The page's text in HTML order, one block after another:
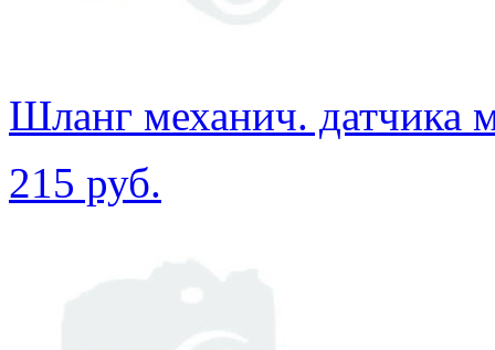
Шланг механич. датчика
215 руб.